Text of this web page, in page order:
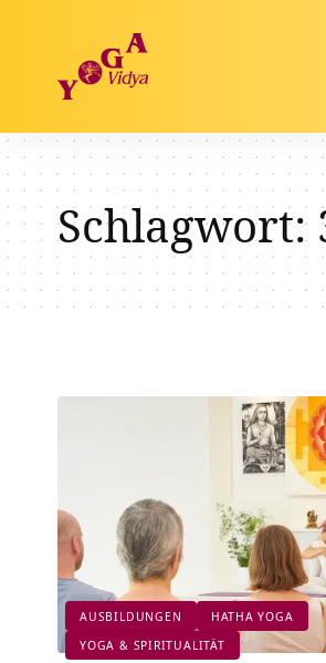
Schlagwort:
AUSBILDUNGEN
HATHA YOGA
YOGA & SPIRITUALITÄT